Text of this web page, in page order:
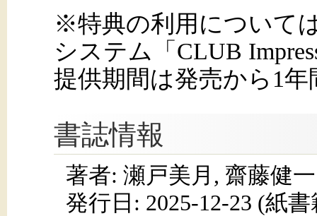
※特典の利用について
システム「CLUB
提供期間は発売から1
書誌情報
著者: 瀬戸美月, 齋藤健一
発行日: 2025-12-23 (紙書